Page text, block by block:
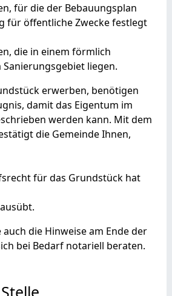
für die der Bebauungsplan
für öffentliche Zwecke festlegt
die in einem förmlich
erungsgebiet liegen.
erwerben, benötigen
damit das Eigentum im
werden kann. Mit dem
die Gemeinde Ihnen,
für das Grundstück hat
auch die Hinweise am Ende der
bei Bedarf notariell beraten.